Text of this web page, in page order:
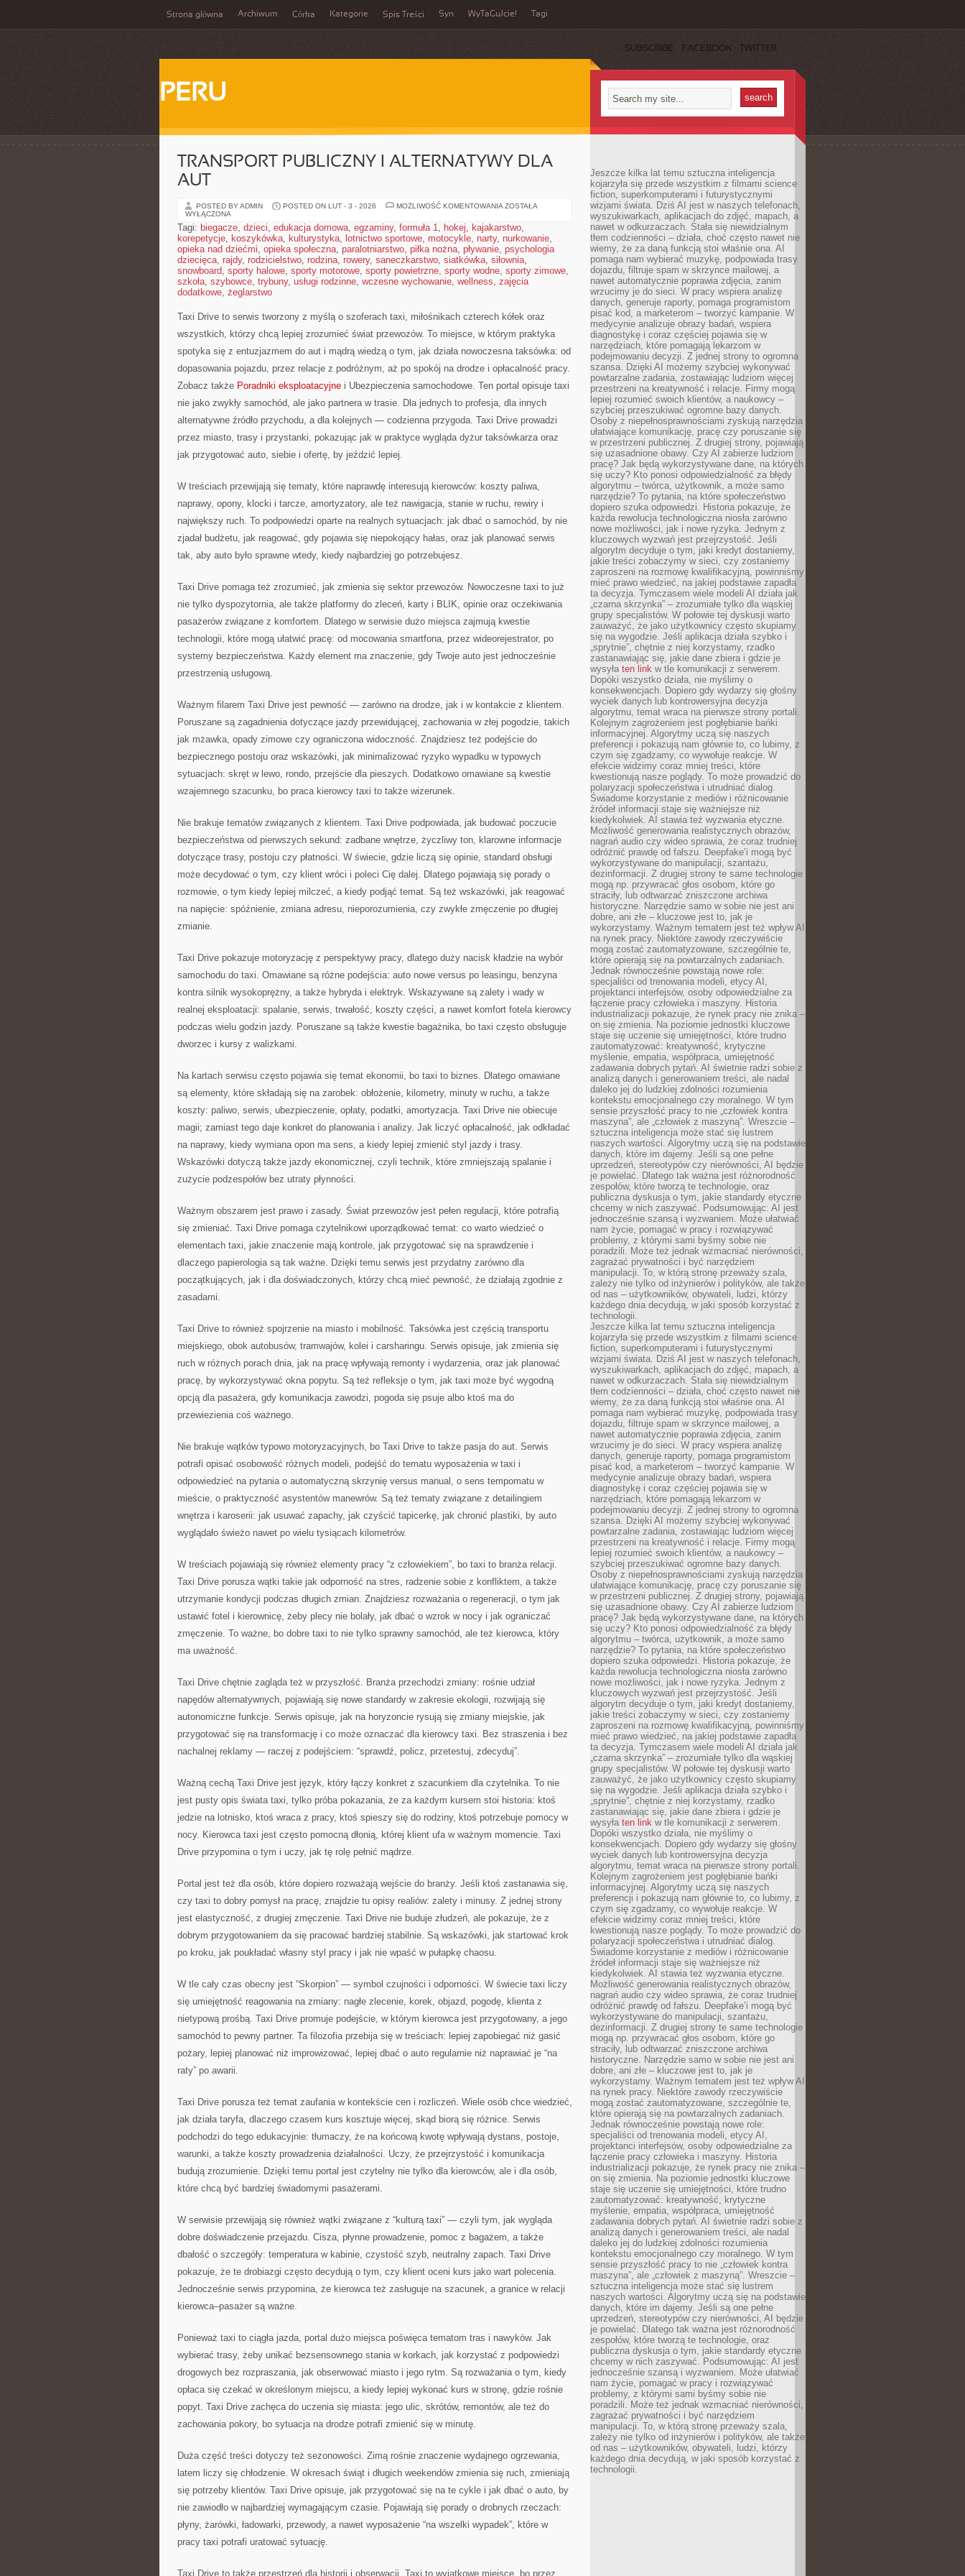
Strona główna Archiwum Córka Kategorie Spis Treści Syn WyTaGuJcie! Tagi
SUBSCRIBE FACEBOOK TWITTER
PERU
TRANSPORT PUBLICZNY I ALTERNATYWY DLA
AUT
POSTED BY ADMIN POSTED ON LUT - 3 - 2026 MOŻLIWOŚĆ KOMENTOWANIA TRANSPORT
ALTERNATYWY
DLA
ZOSTAŁA
WYŁĄCZONA
Tagi: biegacze, dzieci, edukacja domowa, egzaminy, formuła 1, hokej, kajakarstwo,
korepetycje, koszykówka, kulturystyka, lotnictwo sportowe, motocykle, narty, nurkowanie,
opieka nad dziećmi, opieka społeczna, paralotniarstwo, piłka nożna, pływanie, psychologia
dziecięca, rajdy, rodzicielstwo, rodzina, rowery, saneczkarstwo, siatkówka, siłownia,
snowboard, sporty halowe, sporty motorowe, sporty powietrzne, sporty wodne, sporty zimowe,
szkoła, szybowce, trybuny, usługi rodzinne, wczesne wychowanie, wellness, zajęcia
dodatkowe, żeglarstwo
Taxi Drive to serwis tworzony z myślą o szoferach taxi, miłośnikach czterech kółek oraz
wszystkich, którzy chcą lepiej zrozumieć świat przewozów. To miejsce, w którym praktyka
spotyka się z entuzjazmem do aut i mądrą wiedzą o tym, jak działa nowoczesna taksówka: od
dopasowania pojazdu, przez relacje z podróżnym, aż po spokój na drodze i opłacalność pracy.
Zobacz także Poradniki eksploatacyjne i Ubezpieczenia samochodowe. Ten portal opisuje taxi
nie jako zwykły samochód, ale jako partnera w trasie. Dla jednych to profesja, dla innych
alternatywne źródło przychodu, a dla kolejnych — codzienna przygoda. Taxi Drive prowadzi
przez miasto, trasy i przystanki, pokazując jak w praktyce wygląda dyżur taksówkarza oraz
jak przygotować auto, siebie i ofertę, by jeździć lepiej.
W treściach przewijają się tematy, które naprawdę interesują kierowców: koszty paliwa,
naprawy, opony, klocki i tarcze, amortyzatory, ale też nawigacja, stanie w ruchu, rewiry i
największy ruch. To podpowiedzi oparte na realnych sytuacjach: jak dbać o samochód, by nie
zjadał budżetu, jak reagować, gdy pojawia się niepokojący hałas, oraz jak planować serwis
tak, aby auto było sprawne wtedy, kiedy najbardziej go potrzebujesz.
Taxi Drive pomaga też zrozumieć, jak zmienia się sektor przewozów. Nowoczesne taxi to już
nie tylko dyspozytornia, ale także platformy do zleceń, karty i BLIK, opinie oraz oczekiwania
pasażerów związane z komfortem. Dlatego w serwisie dużo miejsca zajmują kwestie
technologii, które mogą ułatwić pracę: od mocowania smartfona, przez wideorejestrator, po
systemy bezpieczeństwa. Każdy element ma znaczenie, gdy Twoje auto jest jednocześnie
przestrzenią usługową.
Ważnym filarem Taxi Drive jest pewność — zarówno na drodze, jak i w kontakcie z klientem.
Poruszane są zagadnienia dotyczące jazdy przewidującej, zachowania w złej pogodzie, takich
jak mżawka, opady zimowe czy ograniczona widoczność. Znajdziesz też podejście do
bezpiecznego postoju oraz wskazówki, jak minimalizować ryzyko wypadku w typowych
sytuacjach: skręt w lewo, rondo, przejście dla pieszych. Dodatkowo omawiane są kwestie
wzajemnego szacunku, bo praca kierowcy taxi to także wizerunek.
Nie brakuje tematów związanych z klientem. Taxi Drive podpowiada, jak budować poczucie
bezpieczeństwa od pierwszych sekund: zadbane wnętrze, życzliwy ton, klarowne informacje
dotyczące trasy, postoju czy płatności. W świecie, gdzie liczą się opinie, standard obsługi
może decydować o tym, czy klient wróci i poleci Cię dalej. Dlatego pojawiają się porady o
rozmowie, o tym kiedy lepiej milczeć, a kiedy podjąć temat. Są też wskazówki, jak reagować
na napięcie: spóźnienie, zmiana adresu, nieporozumienia, czy zwykłe zmęczenie po długiej
zmianie.
Taxi Drive pokazuje motoryzację z perspektywy pracy, dlatego duży nacisk kładzie na wybór
samochodu do taxi. Omawiane są różne podejścia: auto nowe versus po leasingu, benzyna
kontra silnik wysokoprężny, a także hybryda i elektryk. Wskazywane są zalety i wady w
realnej eksploatacji: spalanie, serwis, trwałość, koszty części, a nawet komfort fotela kierowcy
podczas wielu godzin jazdy. Poruszane są także kwestie bagażnika, bo taxi często obsługuje
dworzec i kursy z walizkami.
Na kartach serwisu często pojawia się temat ekonomii, bo taxi to biznes. Dlatego omawiane
są elementy, które składają się na zarobek: obłożenie, kilometry, minuty w ruchu, a także
koszty: paliwo, serwis, ubezpieczenie, opłaty, podatki, amortyzacja. Taxi Drive nie obiecuje
magii; zamiast tego daje konkret do planowania i analizy. Jak liczyć opłacalność, jak odkładać
na naprawy, kiedy wymiana opon ma sens, a kiedy lepiej zmienić styl jazdy i trasy.
Wskazówki dotyczą także jazdy ekonomicznej, czyli technik, które zmniejszają spalanie i
zużycie podzespołów bez utraty płynności.
Ważnym obszarem jest prawo i zasady. Świat przewozów jest pełen regulacji, które potrafią
się zmieniać. Taxi Drive pomaga czytelnikowi uporządkować temat: co warto wiedzieć o
elementach taxi, jakie znaczenie mają kontrole, jak przygotować się na sprawdzenie i
dlaczego papierologia są tak ważne. Dzięki temu serwis jest przydatny zarówno dla
początkujących, jak i dla doświadczonych, którzy chcą mieć pewność, że działają zgodnie z
zasadami.
Taxi Drive to również spojrzenie na miasto i mobilność. Taksówka jest częścią transportu
miejskiego, obok autobusów, tramwajów, kolei i carsharingu. Serwis opisuje, jak zmienia się
ruch w różnych porach dnia, jak na pracę wpływają remonty i wydarzenia, oraz jak planować
pracę, by wykorzystywać okna popytu. Są też refleksje o tym, jak taxi może być wygodną
opcją dla pasażera, gdy komunikacja zawodzi, pogoda się psuje albo ktoś ma do
przewiezienia coś ważnego.
Nie brakuje wątków typowo motoryzacyjnych, bo Taxi Drive to także pasja do aut. Serwis
potrafi opisać osobowość różnych modeli, podejść do tematu wyposażenia w taxi i
odpowiedzieć na pytania o automatyczną skrzynię versus manual, o sens tempomatu w
mieście, o praktyczność asystentów manewrów. Są też tematy związane z detailingiem
wnętrza i karoserii: jak usuwać zapachy, jak czyścić tapicerkę, jak chronić plastiki, by auto
wyglądało świeżo nawet po wielu tysiącach kilometrów.
W treściach pojawiają się również elementy pracy “z człowiekiem”, bo taxi to branża relacji.
Taxi Drive porusza wątki takie jak odporność na stres, radzenie sobie z konfliktem, a także
utrzymanie kondycji podczas długich zmian. Znajdziesz rozważania o regeneracji, o tym jak
ustawić fotel i kierownicę, żeby plecy nie bolały, jak dbać o wzrok w nocy i jak ograniczać
zmęczenie. To ważne, bo dobre taxi to nie tylko sprawny samochód, ale też kierowca, który
ma uważność.
Taxi Drive chętnie zagląda też w przyszłość. Branża przechodzi zmiany: rośnie udział
napędów alternatywnych, pojawiają się nowe standardy w zakresie ekologii, rozwijają się
autonomiczne funkcje. Serwis opisuje, jak na horyzoncie rysują się zmiany miejskie, jak
przygotować się na transformację i co może oznaczać dla kierowcy taxi. Bez straszenia i bez
nachalnej reklamy — raczej z podejściem: “sprawdź, policz, przetestuj, zdecyduj”.
Ważną cechą Taxi Drive jest język, który łączy konkret z szacunkiem dla czytelnika. To nie
jest pusty opis świata taxi, tylko próba pokazania, że za każdym kursem stoi historia: ktoś
jedzie na lotnisko, ktoś wraca z pracy, ktoś spieszy się do rodziny, ktoś potrzebuje pomocy w
nocy. Kierowca taxi jest często pomocną dłonią, której klient ufa w ważnym momencie. Taxi
Drive przypomina o tym i uczy, jak tę rolę pełnić mądrze.
Portal jest też dla osób, które dopiero rozważają wejście do branży. Jeśli ktoś zastanawia się,
czy taxi to dobry pomysł na pracę, znajdzie tu opisy realiów: zalety i minusy. Z jednej strony
jest elastyczność, z drugiej zmęczenie. Taxi Drive nie buduje złudzeń, ale pokazuje, że z
dobrym przygotowaniem da się pracować bardziej stabilnie. Są wskazówki, jak startować krok
po kroku, jak poukładać własny styl pracy i jak nie wpaść w pułapkę chaosu.
W tle cały czas obecny jest “Skorpion” — symbol czujności i odporności. W świecie taxi liczy
się umiejętność reagowania na zmiany: nagłe zlecenie, korek, objazd, pogodę, klienta z
nietypową prośbą. Taxi Drive promuje podejście, w którym kierowca jest przygotowany, a jego
samochód to pewny partner. Ta filozofia przebija się w treściach: lepiej zapobiegać niż gasić
pożary, lepiej planować niż improwizować, lepiej dbać o auto regularnie niż naprawiać je “na
raty” po awarii.
Taxi Drive porusza też temat zaufania w kontekście cen i rozliczeń. Wiele osób chce wiedzieć,
jak działa taryfa, dlaczego czasem kurs kosztuje więcej, skąd biorą się różnice. Serwis
podchodzi do tego edukacyjnie: tłumaczy, że na końcową kwotę wpływają dystans, postoje,
warunki, a także koszty prowadzenia działalności. Uczy, że przejrzystość i komunikacja
budują zrozumienie. Dzięki temu portal jest czytelny nie tylko dla kierowców, ale i dla osób,
które chcą być bardziej świadomymi pasażerami.
W serwisie przewijają się również wątki związane z “kulturą taxi” — czyli tym, jak wygląda
dobre doświadczenie przejazdu. Cisza, płynne prowadzenie, pomoc z bagażem, a także
dbałość o szczegóły: temperatura w kabinie, czystość szyb, neutralny zapach. Taxi Drive
pokazuje, że te drobiazgi często decydują o tym, czy klient oceni kurs jako wart polecenia.
Jednocześnie serwis przypomina, że kierowca też zasługuje na szacunek, a granice w relacji
kierowca–pasażer są ważne.
Ponieważ taxi to ciągła jazda, portal dużo miejsca poświęca tematom tras i nawyków. Jak
wybierać trasy, żeby unikać bezsensownego stania w korkach, jak korzystać z podpowiedzi
drogowych bez rozpraszania, jak obserwować miasto i jego rytm. Są rozważania o tym, kiedy
opłaca się czekać w określonym miejscu, a kiedy lepiej wykonać kurs w stronę, gdzie rośnie
popyt. Taxi Drive zachęca do uczenia się miasta: jego ulic, skrótów, remontów, ale też do
zachowania pokory, bo sytuacja na drodze potrafi zmienić się w minutę.
Duża część treści dotyczy też sezonowości. Zimą rośnie znaczenie wydajnego ogrzewania,
latem liczy się chłodzenie. W okresach świąt i długich weekendów zmienia się ruch, zmieniają
się potrzeby klientów. Taxi Drive opisuje, jak przygotować się na te cykle i jak dbać o auto, by
nie zawiodło w najbardziej wymagającym czasie. Pojawiają się porady o drobnych rzeczach:
płyny, żarówki, ładowarki, przewody, a nawet wyposażenie “na wszelki wypadek”, które w
pracy taxi potrafi uratować sytuację.
Taxi Drive to także przestrzeń dla historii i obserwacji. Taxi to wyjątkowe miejsce, bo przez
Jeszcze kilka lat temu sztuczna inteligencja
kojarzyła się przede wszystkim z filmami science
fiction, superkomputerami i futurystycznymi
wizjami świata. Dziś AI jest w naszych telefonach,
wyszukiwarkach, aplikacjach do zdjęć, mapach, a
nawet w odkurzaczach. Stała się niewidzialnym
tłem codzienności – działa, choć często nawet nie
wiemy, że za daną funkcją stoi właśnie ona. AI
pomaga nam wybierać muzykę, podpowiada trasy
dojazdu, filtruje spam w skrzynce mailowej, a
nawet automatycznie poprawia zdjęcia, zanim
wrzucimy je do sieci. W pracy wspiera analizę
danych, generuje raporty, pomaga programistom
pisać kod, a marketerom – tworzyć kampanie. W
medycynie analizuje obrazy badań, wspiera
diagnostykę i coraz częściej pojawia się w
narzędziach, które pomagają lekarzom w
podejmowaniu decyzji. Z jednej strony to ogromna
szansa. Dzięki AI możemy szybciej wykonywać
powtarzalne zadania, zostawiając ludziom więcej
przestrzeni na kreatywność i relacje. Firmy mogą
lepiej rozumieć swoich klientów, a naukowcy –
szybciej przeszukiwać ogromne bazy danych.
Osoby z niepełnosprawnościami zyskują narzędzia
ułatwiające komunikację, pracę czy poruszanie się
w przestrzeni publicznej. Z drugiej strony, pojawiają
się uzasadnione obawy. Czy AI zabierze ludziom
pracę? Jak będą wykorzystywane dane, na których
się uczy? Kto ponosi odpowiedzialność za błędy
algorytmu – twórca, użytkownik, a może samo
narzędzie? To pytania, na które społeczeństwo
dopiero szuka odpowiedzi. Historia pokazuje, że
każda rewolucja technologiczna niosła zarówno
nowe możliwości, jak i nowe ryzyka. Jednym z
kluczowych wyzwań jest przejrzystość. Jeśli
algorytm decyduje o tym, jaki kredyt dostaniemy,
jakie treści zobaczymy w sieci, czy zostaniemy
zaproszeni na rozmowę kwalifikacyjną, powinniśmy
mieć prawo wiedzieć, na jakiej podstawie zapadła
ta decyzja. Tymczasem wiele modeli AI działa jak
„czarna skrzynka” – zrozumiałe tylko dla wąskiej
grupy specjalistów. W połowie tej dyskusji warto
zauważyć, że jako użytkownicy często skupiamy
się na wygodzie. Jeśli aplikacja działa szybko i
„sprytnie”, chętnie z niej korzystamy, rzadko
zastanawiając się, jakie dane zbiera i gdzie je
wysyła ten link w tle komunikacji z serwerem.
Dopóki wszystko działa, nie myślimy o
konsekwencjach. Dopiero gdy wydarzy się głośny
wyciek danych lub kontrowersyjna decyzja
algorytmu, temat wraca na pierwsze strony portali.
Kolejnym zagrożeniem jest pogłębianie bańki
informacyjnej. Algorytmy uczą się naszych
preferencji i pokazują nam głównie to, co lubimy, z
czym się zgadzamy, co wywołuje reakcje. W
efekcie widzimy coraz mniej treści, które
kwestionują nasze poglądy. To może prowadzić do
polaryzacji społeczeństwa i utrudniać dialog.
Świadome korzystanie z mediów i różnicowanie
źródeł informacji staje się ważniejsze niż
kiedykolwiek. AI stawia też wyzwania etyczne.
Możliwość generowania realistycznych obrazów,
nagrań audio czy wideo sprawia, że coraz trudniej
odróżnić prawdę od fałszu. Deepfake’i mogą być
wykorzystywane do manipulacji, szantażu,
dezinformacji. Z drugiej strony te same technologie
mogą np. przywracać głos osobom, które go
straciły, lub odtwarzać zniszczone archiwa
historyczne. Narzędzie samo w sobie nie jest ani
dobre, ani złe – kluczowe jest to, jak je
wykorzystamy. Ważnym tematem jest też wpływ AI
na rynek pracy. Niektóre zawody rzeczywiście
mogą zostać zautomatyzowane, szczególnie te,
które opierają się na powtarzalnych zadaniach.
Jednak równocześnie powstają nowe role:
specjaliści od trenowania modeli, etycy AI,
projektanci interfejsów, osoby odpowiedzialne za
łączenie pracy człowieka i maszyny. Historia
industrializacji pokazuje, że rynek pracy nie znika –
on się zmienia. Na poziomie jednostki kluczowe
staje się uczenie się umiejętności, które trudno
zautomatyzować: kreatywność, krytyczne
myślenie, empatia, współpraca, umiejętność
zadawania dobrych pytań. AI świetnie radzi sobie z
analizą danych i generowaniem treści, ale nadal
daleko jej do ludzkiej zdolności rozumienia
kontekstu emocjonalnego czy moralnego. W tym
sensie przyszłość pracy to nie „człowiek kontra
maszyna”, ale „człowiek z maszyną”. Wreszcie –
sztuczna inteligencja może stać się lustrem
naszych wartości. Algorytmy uczą się na podstawie
danych, które im dajemy. Jeśli są one pełne
uprzedzeń, stereotypów czy nierówności, AI będzie
je powielać. Dlatego tak ważna jest różnorodność
zespołów, które tworzą te technologie, oraz
publiczna dyskusja o tym, jakie standardy etyczne
chcemy w nich zaszywać. Podsumowując: AI jest
jednocześnie szansą i wyzwaniem. Może ułatwiać
nam życie, pomagać w pracy i rozwiązywać
problemy, z którymi sami byśmy sobie nie
poradzili. Może też jednak wzmacniać nierówności,
zagrażać prywatności i być narzędziem
manipulacji. To, w którą stronę przeważy szala,
zależy nie tylko od inżynierów i polityków, ale także
od nas – użytkowników, obywateli, ludzi, którzy
każdego dnia decydują, w jaki sposób korzystać z
technologii.
Jeszcze kilka lat temu sztuczna inteligencja
kojarzyła się przede wszystkim z filmami science
fiction, superkomputerami i futurystycznymi
wizjami świata. Dziś AI jest w naszych telefonach,
wyszukiwarkach, aplikacjach do zdjęć, mapach, a
nawet w odkurzaczach. Stała się niewidzialnym
tłem codzienności – działa, choć często nawet nie
wiemy, że za daną funkcją stoi właśnie ona. AI
pomaga nam wybierać muzykę, podpowiada trasy
dojazdu, filtruje spam w skrzynce mailowej, a
nawet automatycznie poprawia zdjęcia, zanim
wrzucimy je do sieci. W pracy wspiera analizę
danych, generuje raporty, pomaga programistom
pisać kod, a marketerom – tworzyć kampanie. W
medycynie analizuje obrazy badań, wspiera
diagnostykę i coraz częściej pojawia się w
narzędziach, które pomagają lekarzom w
podejmowaniu decyzji. Z jednej strony to ogromna
szansa. Dzięki AI możemy szybciej wykonywać
powtarzalne zadania, zostawiając ludziom więcej
przestrzeni na kreatywność i relacje. Firmy mogą
lepiej rozumieć swoich klientów, a naukowcy –
szybciej przeszukiwać ogromne bazy danych.
Osoby z niepełnosprawnościami zyskują narzędzia
ułatwiające komunikację, pracę czy poruszanie się
w przestrzeni publicznej. Z drugiej strony, pojawiają
się uzasadnione obawy. Czy AI zabierze ludziom
pracę? Jak będą wykorzystywane dane, na których
się uczy? Kto ponosi odpowiedzialność za błędy
algorytmu – twórca, użytkownik, a może samo
narzędzie? To pytania, na które społeczeństwo
dopiero szuka odpowiedzi. Historia pokazuje, że
każda rewolucja technologiczna niosła zarówno
nowe możliwości, jak i nowe ryzyka. Jednym z
kluczowych wyzwań jest przejrzystość. Jeśli
algorytm decyduje o tym, jaki kredyt dostaniemy,
jakie treści zobaczymy w sieci, czy zostaniemy
zaproszeni na rozmowę kwalifikacyjną, powinniśmy
mieć prawo wiedzieć, na jakiej podstawie zapadła
ta decyzja. Tymczasem wiele modeli AI działa jak
„czarna skrzynka” – zrozumiałe tylko dla wąskiej
grupy specjalistów. W połowie tej dyskusji warto
zauważyć, że jako użytkownicy często skupiamy
się na wygodzie. Jeśli aplikacja działa szybko i
„sprytnie”, chętnie z niej korzystamy, rzadko
zastanawiając się, jakie dane zbiera i gdzie je
wysyła ten link w tle komunikacji z serwerem.
Dopóki wszystko działa, nie myślimy o
konsekwencjach. Dopiero gdy wydarzy się głośny
wyciek danych lub kontrowersyjna decyzja
algorytmu, temat wraca na pierwsze strony portali.
Kolejnym zagrożeniem jest pogłębianie bańki
informacyjnej. Algorytmy uczą się naszych
preferencji i pokazują nam głównie to, co lubimy, z
czym się zgadzamy, co wywołuje reakcje. W
efekcie widzimy coraz mniej treści, które
kwestionują nasze poglądy. To może prowadzić do
polaryzacji społeczeństwa i utrudniać dialog.
Świadome korzystanie z mediów i różnicowanie
źródeł informacji staje się ważniejsze niż
kiedykolwiek. AI stawia też wyzwania etyczne.
Możliwość generowania realistycznych obrazów,
nagrań audio czy wideo sprawia, że coraz trudniej
odróżnić prawdę od fałszu. Deepfake’i mogą być
wykorzystywane do manipulacji, szantażu,
dezinformacji. Z drugiej strony te same technologie
mogą np. przywracać głos osobom, które go
straciły, lub odtwarzać zniszczone archiwa
historyczne. Narzędzie samo w sobie nie jest ani
dobre, ani złe – kluczowe jest to, jak je
wykorzystamy. Ważnym tematem jest też wpływ AI
na rynek pracy. Niektóre zawody rzeczywiście
mogą zostać zautomatyzowane, szczególnie te,
które opierają się na powtarzalnych zadaniach.
Jednak równocześnie powstają nowe role:
specjaliści od trenowania modeli, etycy AI,
projektanci interfejsów, osoby odpowiedzialne za
łączenie pracy człowieka i maszyny. Historia
industrializacji pokazuje, że rynek pracy nie znika –
on się zmienia. Na poziomie jednostki kluczowe
staje się uczenie się umiejętności, które trudno
zautomatyzować: kreatywność, krytyczne
myślenie, empatia, współpraca, umiejętność
zadawania dobrych pytań. AI świetnie radzi sobie z
analizą danych i generowaniem treści, ale nadal
daleko jej do ludzkiej zdolności rozumienia
kontekstu emocjonalnego czy moralnego. W tym
sensie przyszłość pracy to nie „człowiek kontra
maszyna”, ale „człowiek z maszyną”. Wreszcie –
sztuczna inteligencja może stać się lustrem
naszych wartości. Algorytmy uczą się na podstawie
danych, które im dajemy. Jeśli są one pełne
uprzedzeń, stereotypów czy nierówności, AI będzie
je powielać. Dlatego tak ważna jest różnorodność
zespołów, które tworzą te technologie, oraz
publiczna dyskusja o tym, jakie standardy etyczne
chcemy w nich zaszywać. Podsumowując: AI jest
jednocześnie szansą i wyzwaniem. Może ułatwiać
nam życie, pomagać w pracy i rozwiązywać
problemy, z którymi sami byśmy sobie nie
poradzili. Może też jednak wzmacniać nierówności,
zagrażać prywatności i być narzędziem
manipulacji. To, w którą stronę przeważy szala,
zależy nie tylko od inżynierów i polityków, ale także
od nas – użytkowników, obywateli, ludzi, którzy
każdego dnia decydują, w jaki sposób korzystać z
technologii.